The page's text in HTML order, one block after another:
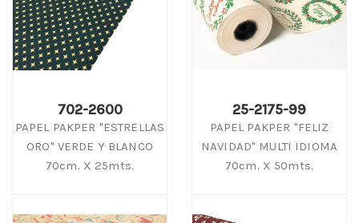
702-2600
PAPEL PAKPER "ESTRELLAS
ORO" VERDE Y BLANCO
70cm. X 25mts.
25-2175-99
PAPEL PAKPER "FELIZ
NAVIDAD" MULTI IDIOMA
70cm. X 50mts.